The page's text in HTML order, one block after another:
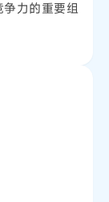
力的重要组